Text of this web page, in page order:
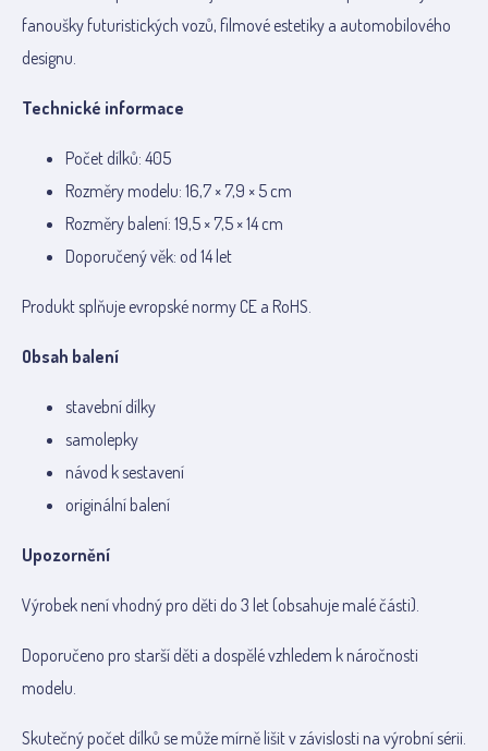
fanoušky futuristických vozů, filmové estetiky a automobilového
designu.
Technické informace
Počet dílků: 405
Rozměry modelu: 16,7 × 7,9 × 5 cm
Rozměry balení: 19,5 × 7,5 × 14 cm
Doporučený věk: od 14 let
Produkt splňuje evropské normy CE a RoHS.
Obsah balení
stavební dílky
samolepky
návod k sestavení
originální balení
Upozornění
Výrobek není vhodný pro děti do 3 let (obsahuje malé části).
Doporučeno pro starší děti a dospělé vzhledem k náročnosti
modelu.
Skutečný počet dílků se může mírně lišit v závislosti na výrobní sérii.